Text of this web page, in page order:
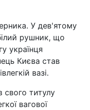
У дев'ятому
рушник, що
українця
Києва став
вазі.
свого титулу
вагової